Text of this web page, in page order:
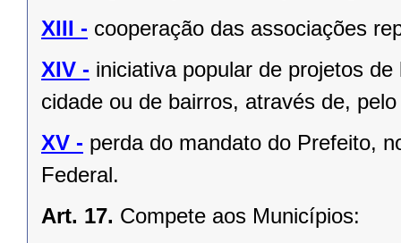
XIII - cooperação das associações
XIV - iniciativa popular de projetos
cidade ou de bairros, através de,
XV - perda do mandato do Prefeito,
Federal.
Art. 17. Compete aos Municípios: